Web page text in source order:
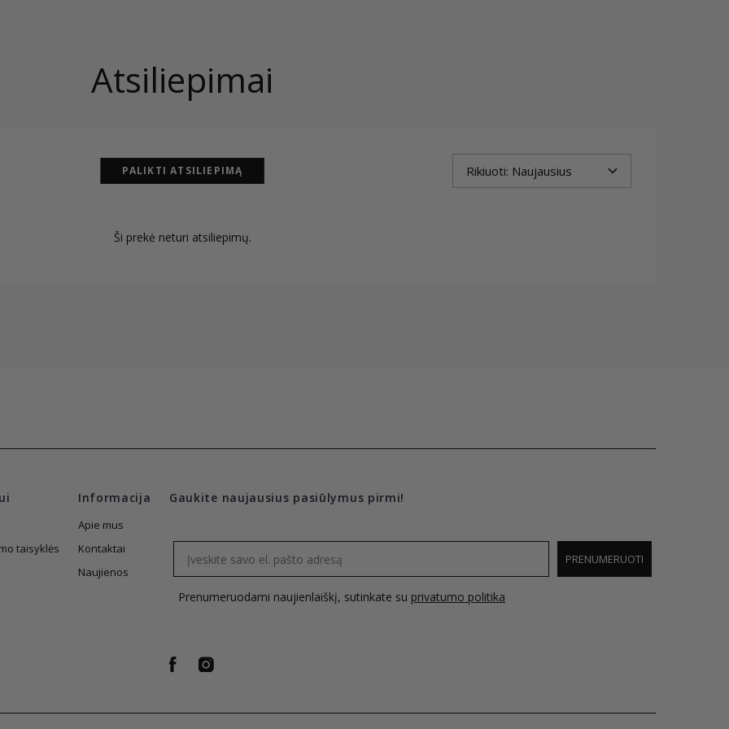
Atsiliepimai
PALIKTI ATSILIEPIMĄ
Ši prekė neturi atsiliepimų.
taisyklės
Informacija
Apie mus
Kontaktai
Naujienos
Gaukite naujausius pasiūlymus pirmi!
PRENUMERUOTI
Prenumeruodami naujienlaiškį, sutinkate su privatumo politika